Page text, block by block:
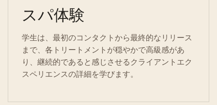
スパ体験
学生は、最初のコンタクトから最終的なリリース
まで、各トリートメントが穏やかで高級感があ
り、継続的であると感じさせるクライアントエク
スペリエンスの詳細を学びます。